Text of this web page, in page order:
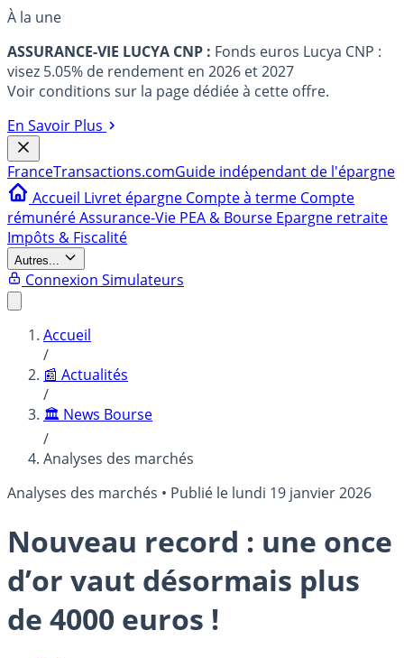
À la une
ASSURANCE-VIE LUCYA CNP : Fonds euros Lucya CNP :
visez 5.05% de rendement en 2026 et 2027
Voir conditions sur la page dédiée à cette offre.
En Savoir Plus
FranceTransactions.comGuide indépendant de l'épargne
Accueil Livret épargne Compte à terme Compte
rémunéréAssurance-Vie PEA & Bourse Epargne retraite
Impôts & Fiscalité
Autres...
Connexion Simulateurs
Accueil
/
📰 Actualités
/
🏛️ News Bourse
/
Analyses des marchés
Analyses des marchés • Publié le lundi 19 janvier 2026
Nouveau record : une once
d’or vaut désormais plus
de 4000 euros !